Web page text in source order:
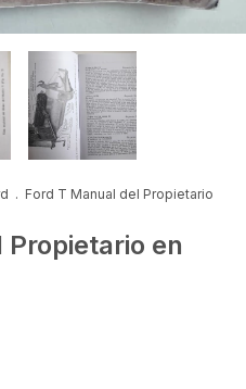
. Ford T Manual del Propietario
Propietario en